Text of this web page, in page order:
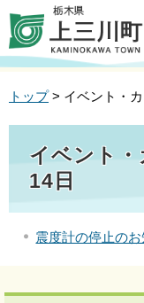
トップ> イベント・
イベント・
14日
震度計の停止の